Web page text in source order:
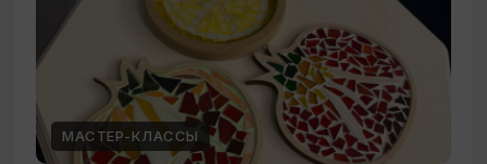
МАСТЕР-КЛАССЫ